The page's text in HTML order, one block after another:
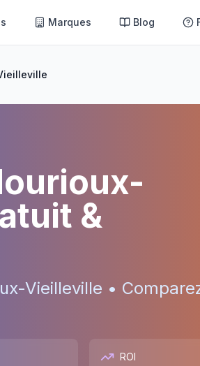
Marques Blog
&
Vieilleville •
ROI